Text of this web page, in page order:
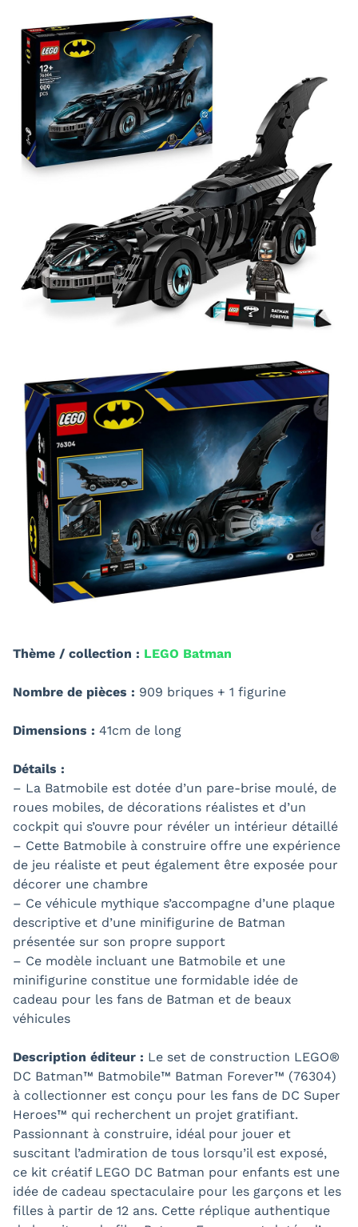
Thème / collection : LEGO Batman
Nombre de pièces : 909 briques + 1 figurine
Dimensions : 41cm de long
Détails :
– La Batmobile est dotée d’un pare-brise moulé, de
roues mobiles, de décorations réalistes et d’un
cockpit qui s’ouvre pour révéler un intérieur détaillé
– Cette Batmobile à construire offre une expérience
de jeu réaliste et peut également être exposée pour
décorer une chambre
– Ce véhicule mythique s’accompagne d’une plaque
descriptive et d’une minifigurine de Batman
présentée sur son propre support
– Ce modèle incluant une Batmobile et une
minifigurine constitue une formidable idée de
cadeau pour les fans de Batman et de beaux
véhicules
Description éditeur : Le set de construction LEGO®
DC Batman™ Batmobile™ Batman Forever™ (76304)
à collectionner est conçu pour les fans de DC Super
Heroes™ qui recherchent un projet gratifiant.
Passionnant à construire, idéal pour jouer et
suscitant l’admiration de tous lorsqu’il est exposé,
ce kit créatif LEGO DC Batman pour enfants est une
idée de cadeau spectaculaire pour les garçons et les
filles à partir de 12 ans. Cette réplique authentique